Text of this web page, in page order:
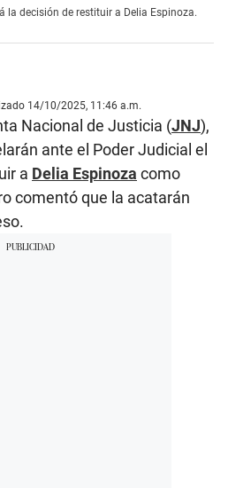
la decisión de restituir a Delia Espinoza.
14/10/2025, 11:46 a.m.
Nacional de Justicia (JNJ),
ante el Poder Judicial el
a Delia Espinoza como
comentó que la acatarán